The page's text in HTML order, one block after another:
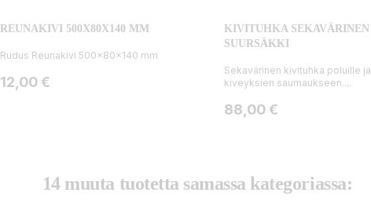
REUNAKIVI 500X80X140 MM
Rudus Reunakivi 500x80x140 mm
Hinta
12,00 €
KIVITUHKA SEKAVÄRINEN
SUURSÄKKI
Sekavärinen kivituhka poluille ja
kiveyksien saumaukseen....
Hinta
88,00 €
14 muuta tuotetta samassa kategoriassa: